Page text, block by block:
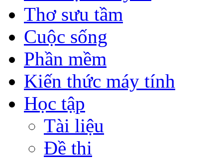
Thơ sưu tầm
Cuộc sống
Phần mềm
Kiến thức máy tính
Học tập
Tài liệu
Đề thi